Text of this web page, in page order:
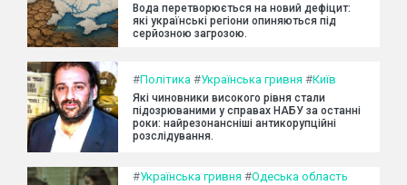
Вода перетворюється на новий дефіцит:
які українські регіони опиняються під
серйозною загрозою.
#Політика #Українська гривня #Київ
Які чиновники високого рівня стали
підозрюваними у справах НАБУ за останні
роки: найрезонансніші антикорупційні
розслідування.
#Українська гривня #Одеська область